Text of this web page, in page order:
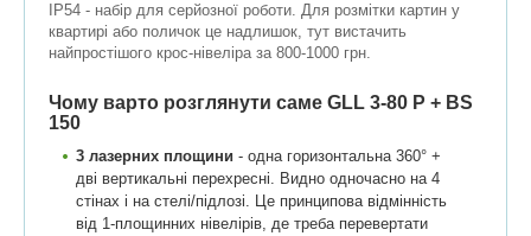
IP54 - набір для серйозної роботи. Для розмітки картин у
квартирі або поличок це надлишок, тут вистачить
найпростішого крос-нівеліра за 800-1000 грн.
Чому варто розглянути саме GLL 3-80 P + BS
150
3 лазерних площини - одна горизонтальна 360° +
дві вертикальні перехресні. Видно одночасно на 4
стінах і на стелі/підлозі. Це принципова відмінність
від 1-площинних нівелірів, де треба перевертати